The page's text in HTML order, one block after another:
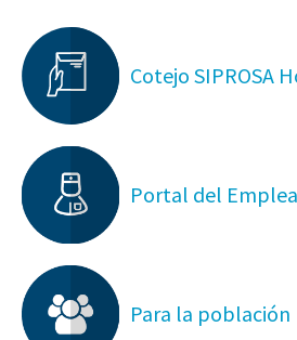
Cotejo SIPROSA
Portal del
Para la población